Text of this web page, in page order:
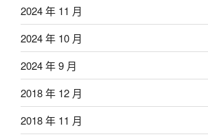
2024 年 11 月
2024 年 10 月
2024 年 9 月
2018 年 12 月
2018 年 11 月